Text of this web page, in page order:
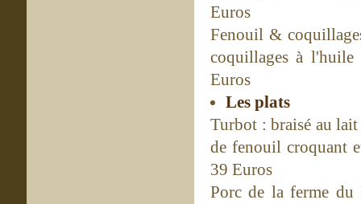
Euros
Fenouil &
coquillages à l'huile
Euros
Les plats
Turbot : braisé au lait
de fenouil croquant
39 Euros
Porc de la ferme du